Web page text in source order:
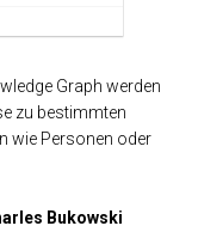
Graph werden
zu bestimmten
wie Personen oder
Bukowski